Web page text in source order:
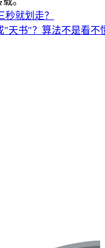
就划走？
"天书"？算法不是看不